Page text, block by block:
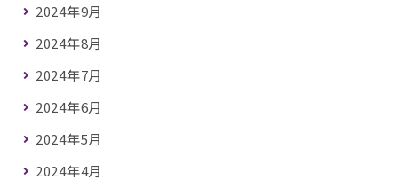
2024年9月
2024年8月
2024年7月
2024年6月
2024年5月
2024年4月